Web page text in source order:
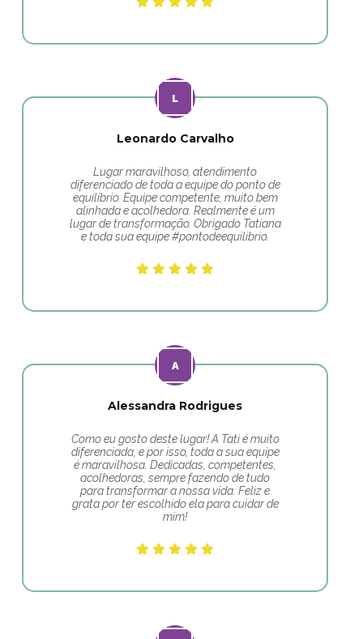
Leonardo Carvalho
Lugar maravilhoso, atendimento
diferenciado de toda a equipe do ponto de
equilíbrio. Equipe competente, muito bem
alinhada e acolhedora. Realmente é um
lugar de transformação. Obrigado Tatiana
e toda sua equipe #pontodeequilibrio.
Alessandra Rodrigues
Como eu gosto deste lugar! A Tati é muito
diferenciada, e por isso, toda a sua equipe
é maravilhosa. Dedicadas, competentes,
acolhedoras, sempre fazendo de tudo
para transformar a nossa vida. Feliz e
grata por ter escolhido ela para cuidar de
mim!